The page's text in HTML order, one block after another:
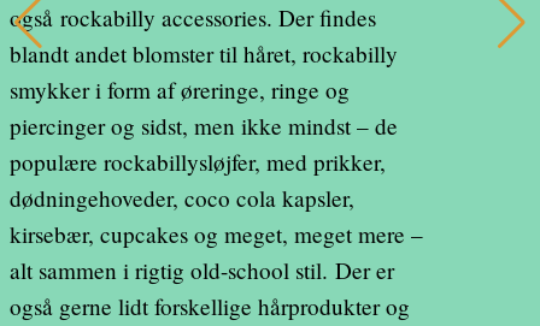
også rockabilly accessories. Der findes
blandt andet blomster til håret, rockabilly
smykker i form af øreringe, ringe og
piercinger og sidst, men ikke mindst – de
populære rockabillysløjfer, med prikker,
dødningehoveder, coco cola kapsler,
kirsebær, cupcakes og meget, meget mere –
alt sammen i rigtig old-school stil. Der er
også gerne lidt forskellige hårprodukter og